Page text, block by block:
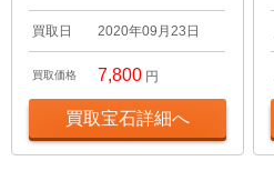
買取日 2020年09月23日
買取価格 7,800 円
買取宝石詳細へ